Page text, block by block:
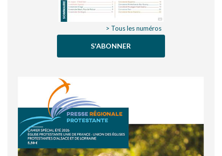
> Tous les numéros
S'ABONNER